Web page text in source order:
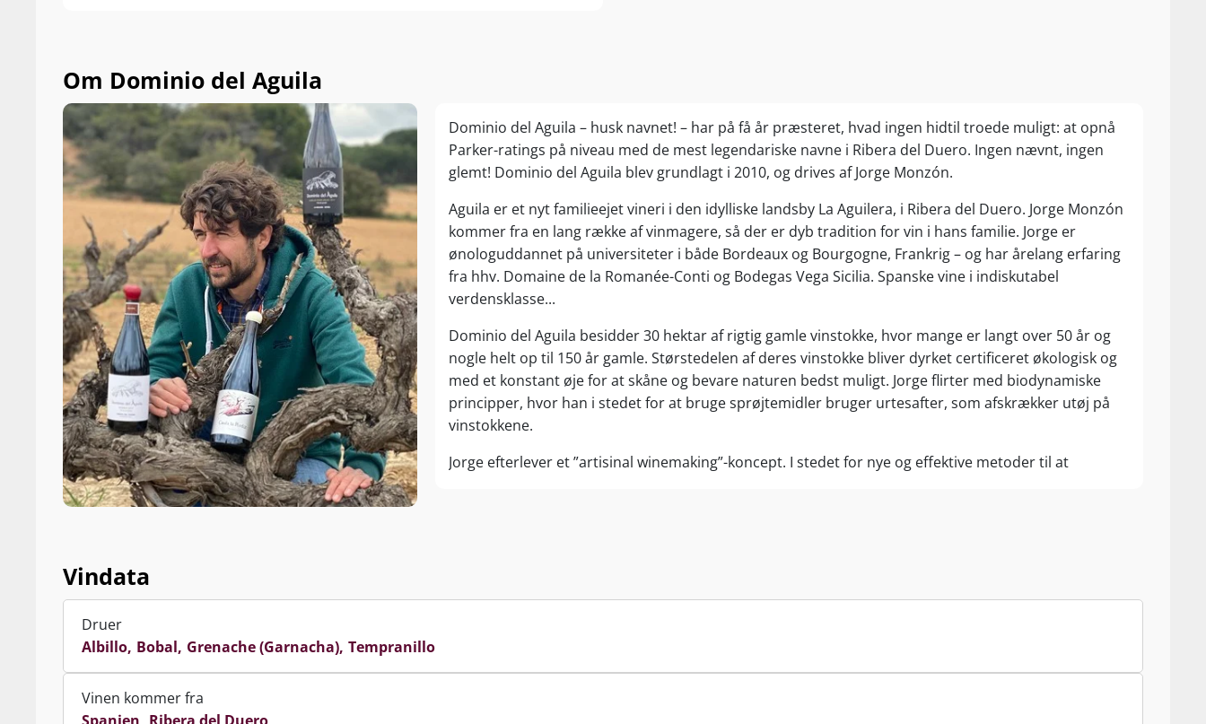
Om Dominio del Aguila
Dominio del Aguila – husk navnet! – har på få år præsteret, hvad ingen hidtil troede muligt: at opnå
Parker-ratings på niveau med de mest legendariske navne i Ribera del Duero. Ingen nævnt, ingen
glemt! Dominio del Aguila blev grundlagt i 2010, og drives af Jorge Monzón.
Aguila er et nyt familieejet vineri i den idylliske landsby La Aguilera, i Ribera del Duero. Jorge Monzón
kommer fra en lang række af vinmagere, så der er dyb tradition for vin i hans familie. Jorge er
ønologuddannet på universiteter i både Bordeaux og Bourgogne, Frankrig – og har årelang erfaring
fra hhv. Domaine de la Romanée-Conti og Bodegas Vega Sicilia. Spanske vine i indiskutabel
verdensklasse...
Dominio del Aguila besidder 30 hektar af rigtig gamle vinstokke, hvor mange er langt over 50 år og
nogle helt op til 150 år gamle. Størstedelen af deres vinstokke bliver dyrket certificeret økologisk og
med et konstant øje for at skåne og bevare naturen bedst muligt. Jorge flirter med biodynamiske
principper, hvor han i stedet for at bruge sprøjtemidler bruger urtesafter, som afskrækker utøj på
vinstokkene.
Jorge efterlever et ”artisinal winemaking”-koncept. I stedet for nye og effektive metoder til at
summer af liv.
Vindata
Druer
Albillo Bobal Grenache (Garnacha) Tempranillo
Vinen kommer fra